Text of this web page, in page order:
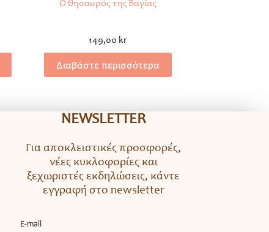
Ο θησαυρός της Βαγίας
149,00 kr
Διαβάστε περισσότερα
NEWSLETTER
Για αποκλειστικές προσφορές,
νέες κυκλοφορίες και
ξεχωριστές εκδηλώσεις, κάντε
εγγραφή στο newsletter
Ε-mail